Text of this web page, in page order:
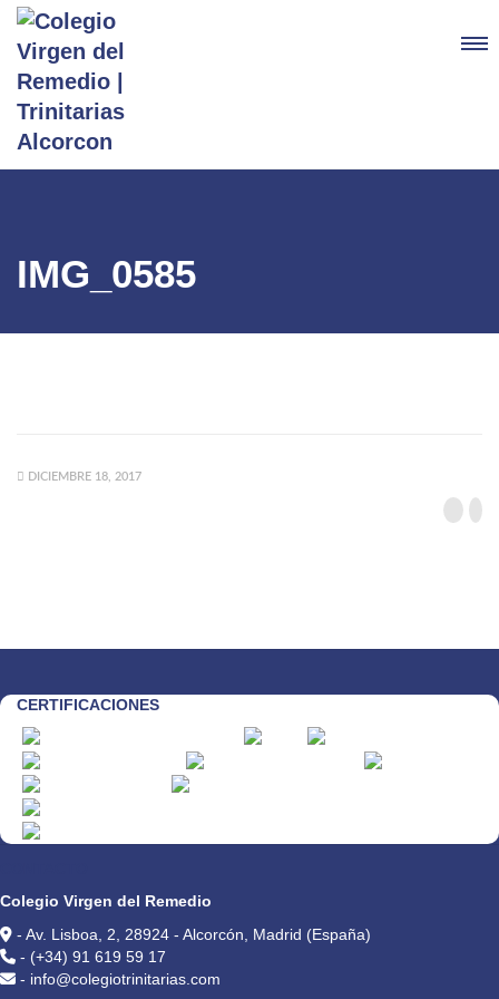
IMG_0585
DICIEMBRE 18, 2017
CERTIFICACIONES
Colegio Virgen del Remedio
- Av. Lisboa, 2, 28924 - Alcorcón, Madrid (España)
- (+34) 91 619 59 17
- info@colegiotrinitarias.com